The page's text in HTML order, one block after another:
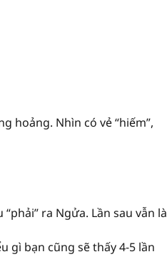
hoảng. Nhìn có vẻ “hiếm”,
ra Ngửa. Lần sau vẫn là
gì bạn cũng sẽ thấy 4-5 lần